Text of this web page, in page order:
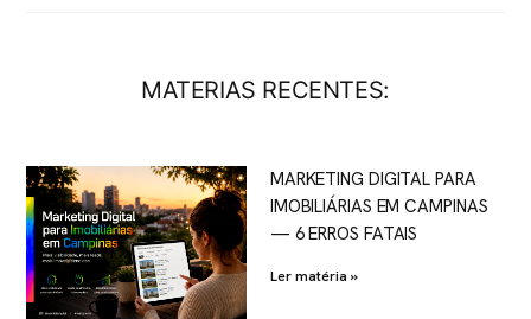
MATERIAS RECENTES:
MARKETING DIGITAL PARA
IMOBILIÁRIAS EM CAMPINAS
— 6 ERROS FATAIS
Ler matéria »